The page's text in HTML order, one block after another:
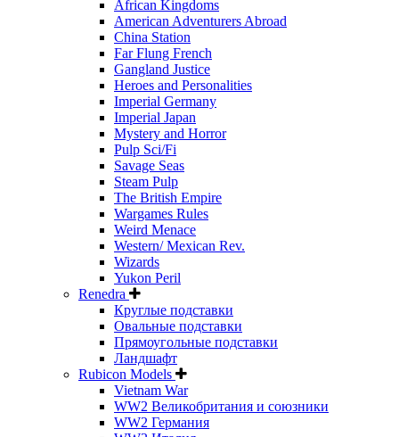
African Kingdoms
American Adventurers Abroad
China Station
Far Flung French
Gangland Justice
Heroes and Personalities
Imperial Germany
Imperial Japan
Mystery and Horror
Pulp Sci/Fi
Savage Seas
Steam Pulp
The British Empire
Wargames Rules
Weird Menace
Western/ Mexican Rev.
Wizards
Yukon Peril
Renedra
Круглые подставки
Овальные подставки
Прямоугольные подставки
Ландшафт
Rubicon Models
Vietnam War
WW2 Великобритания и союзники
WW2 Германия